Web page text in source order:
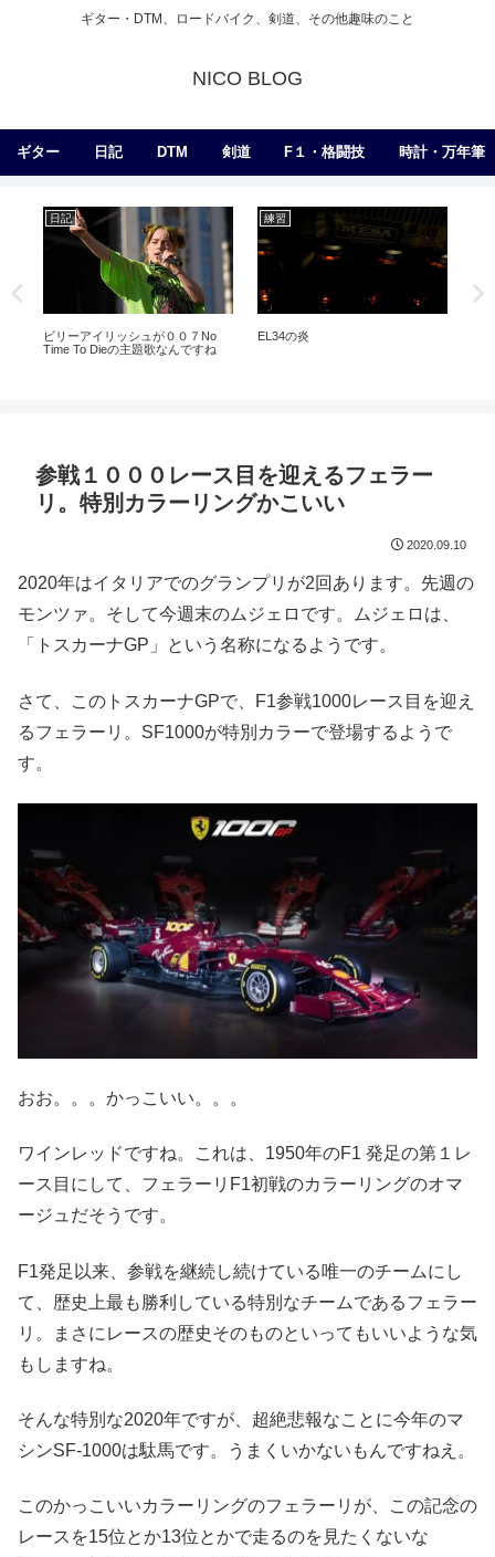
ギター・DTM、ロードバイク、剣道、その他趣味のこと
NICO BLOG
ギター 日記 DTM 剣道 F１・格闘技 時計・万年筆
日記
ビリーアイリッシュが００７No
Time To Dieの主題歌なんですね
練習
EL34の炎
参戦１０００レース目を迎えるフェラー
リ。特別カラーリングかこいい
2020.09.10
2020年はイタリアでのグランプリが2回あります。先週の
モンツァ。そして今週末のムジェロです。ムジェロは、
「トスカーナGP」という名称になるようです。
さて、このトスカーナGPで、F1参戦1000レース目を迎え
るフェラーリ。SF1000が特別カラーで登場するようで
す。
おお。。。かっこいい。。。
ワインレッドですね。これは、1950年のF1 発足の第１レ
ース目にして、フェラーリF1初戦のカラーリングのオマ
ージュだそうです。
F1発足以来、参戦を継続し続けている唯一のチームにし
て、歴史上最も勝利している特別なチームであるフェラー
リ。まさにレースの歴史そのものといってもいいような気
もしますね。
そんな特別な2020年ですが、超絶悲報なことに今年のマ
シンSF-1000は駄馬です。うまくいかないもんですねえ。
このかっこいいカラーリングのフェラーリが、この記念の
レースを15位とか13位とかで走るのを見たくないな